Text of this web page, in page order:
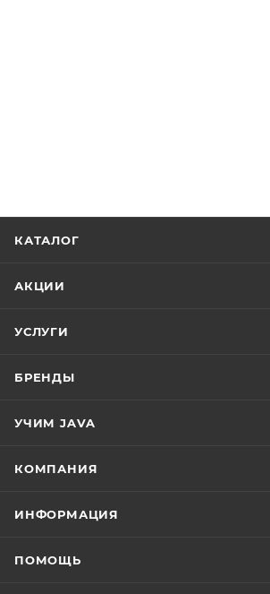
КАТАЛОГ
АКЦИИ
УСЛУГИ
БРЕНДЫ
УЧИМ JAVA
КОМПАНИЯ
ИНФОРМАЦИЯ
ПОМОЩЬ